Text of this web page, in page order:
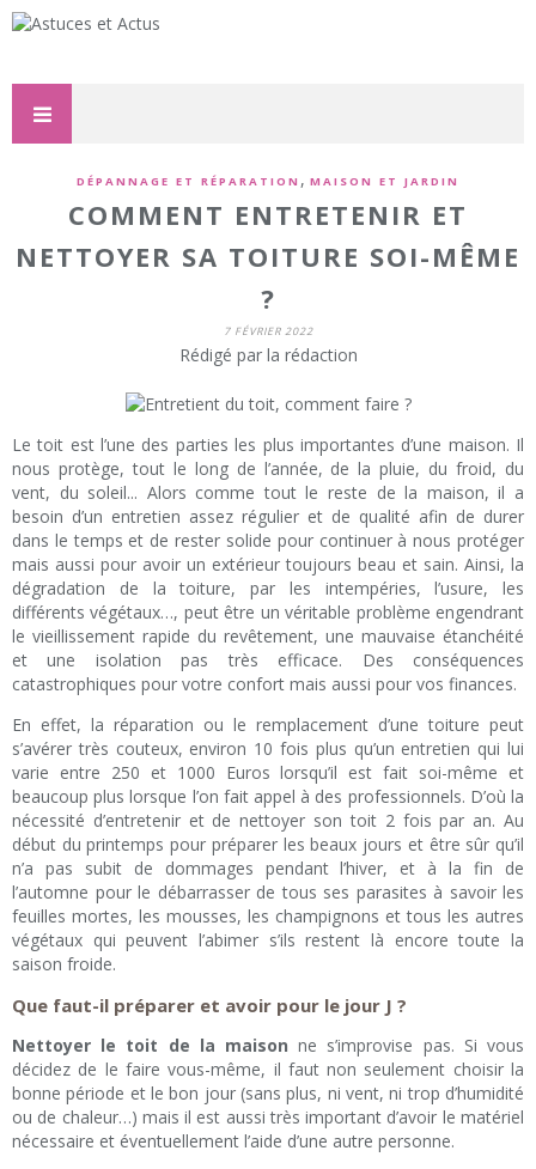
DÉPANNAGE ET RÉPARATION , MAISON ET JARDIN
COMMENT ENTRETENIR ET
NETTOYER SA TOITURE SOI-MÊME
?
7 FÉVRIER 2022
Rédigé par la rédaction
Le toit est l’une des parties les plus importantes d’une maison. Il
nous protège, tout le long de l’année, de la pluie, du froid, du
vent, du soleil... Alors comme tout le reste de la maison, il a
besoin d’un entretien assez régulier et de qualité afin de durer
dans le temps et de rester solide pour continuer à nous protéger
mais aussi pour avoir un extérieur toujours beau et sain. Ainsi, la
dégradation de la toiture, par les intempéries, l’usure, les
différents végétaux…, peut être un véritable problème engendrant
le vieillissement rapide du revêtement, une mauvaise étanchéité
et une isolation pas très efficace. Des conséquences
catastrophiques pour votre confort mais aussi pour vos finances.
En effet, la réparation ou le remplacement d’une toiture peut
s’avérer très couteux, environ 10 fois plus qu’un entretien qui lui
varie entre 250 et 1000 Euros lorsqu’il est fait soi-même et
beaucoup plus lorsque l’on fait appel à des professionnels. D’où la
nécessité d’entretenir et de nettoyer son toit 2 fois par an. Au
début du printemps pour préparer les beaux jours et être sûr qu’il
n’a pas subit de dommages pendant l’hiver, et à la fin de
l’automne pour le débarrasser de tous ses parasites à savoir les
feuilles mortes, les mousses, les champignons et tous les autres
végétaux qui peuvent l’abimer s’ils restent là encore toute la
saison froide.
Que faut-il préparer et avoir pour le jour J ?
Nettoyer le toit de la maison ne s’improvise pas. Si vous
décidez de le faire vous-même, il faut non seulement choisir la
bonne période et le bon jour (sans plus, ni vent, ni trop d’humidité
ou de chaleur…) mais il est aussi très important d’avoir le matériel
nécessaire et éventuellement l’aide d’une autre personne.